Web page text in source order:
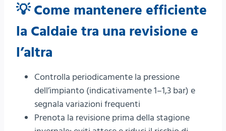
💡 Come mantenere efficiente
la Caldaie tra una revisione e
l’altra
Controlla periodicamente la pressione
dell’impianto (indicativamente 1–1,3 bar) e
segnala variazioni frequenti
Prenota la revisione prima della stagione